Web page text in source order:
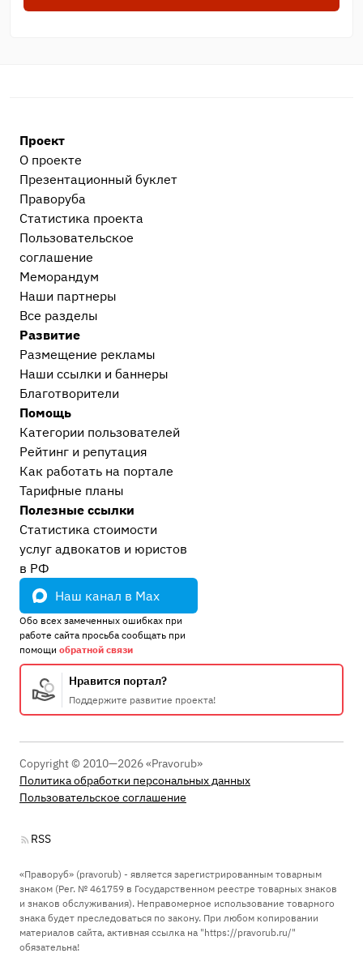
Проект
О проекте
Презентационный букл​ет
Праворуба
Статистика проекта
Пользовательское
соглашение
Меморандум
Наши партнеры
Все разделы
Развитие
Размещение рекламы
Наши ссылки и баннеры
Благотворители
Помощь
Категории пользователей
Рейтинг и репутация
Как работать на портале
Тарифные планы
Полезные ссылки
Статистика стоимости
услуг адвокатов и юристов
в РФ
Наш канал в Max
Обо всех замеченных ошибках при
работе сайта просьба сообщать при
помощи обратной связи
Нравится портал?
Поддержите развитие проекта!
Copyright © 2010—2026 «Pravorub»
Политика обработки персональных данных
Пользовательское соглашение
RSS
«Праворуб» (pravorub) - является зарегистрированным товарным
знаком (Рег. № 461759 в Государственном реестре товарных знаков
и знаков обслуживания). Неправомерное использование товарного
знака будет преследоваться по закону. При любом копировании
материалов сайта, активная ссылка на "https://pravorub.ru/"
обязательна!